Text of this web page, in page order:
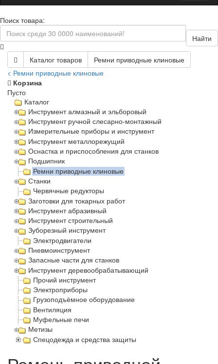
Поиск товара:
Найти
Каталог товаров
Ремни приводные клиновые
< Ремни приводные клиновые
Корзина
Пусто
Каталог
Инструмент алмазный и эльборовый
Инструмент ручной слесарно-монтажный
Измерительные приборы и инструмент
Инструмент металлорежущий
Оснастка и приспособления для станков
Подшипник
Ремни приводные клиновые
Станки
Червячные редукторы
Заготовки для токарных работ
Инструмент абразивный
Инструмент строительный
Зуборезный инструмент
Электродвигатели
Пневмоинструмент
Запасные части для станков
Инструмент деревообрабатывающий
Прочий инструмент
Электроприборы
Грузоподъёмное оборудование
Вентиляция
Муфельные печи
Метизы
Спецодежда и средства защиты